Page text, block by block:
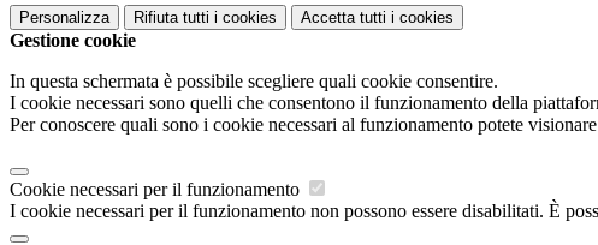
Personalizza Rifiuta tutti i cookies Accetta tutti i cookies
Gestione cookie
In questa schermata è possibile scegliere quali cookie consentire.
I cookie necessari sono quelli che consentono il funzionamento della
Per conoscere quali sono i cookie necessari al funzionamento potete
Cookie necessari per il funzionamento
I cookie necessari per il funzionamento non possono essere disabilitati. È